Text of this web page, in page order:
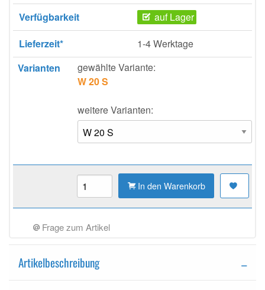
Verfügbarkeit
auf Lager
Lieferzeit*
1-4 Werktage
Varianten
gewählte Variante:
W 20 S
weitere Varianten:
In den Warenkorb
Frage zum Artikel
Artikelbeschreibung